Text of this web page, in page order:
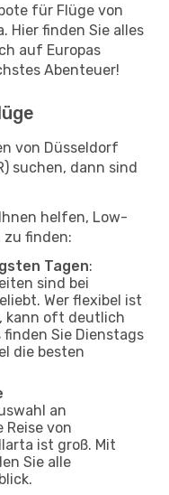
für Flüge von
Hier finden Sie alles
auf Europas
Abenteuer!
von Düsseldorf
suchen, dann sind
helfen, Low-
zu finden:
Tagen:
sind bei
Wer flexibel ist
kann oft deutlich
finden Sie Dienstags
die besten
an
von
ist groß. Mit
Sie alle